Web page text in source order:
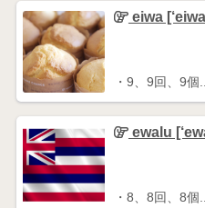
eiwa
・9、9回、9個...
ewalu
・8、8回、8個